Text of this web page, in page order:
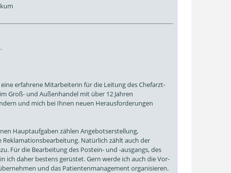
erfahrene Mitarbeiterin für die Leitung des Chefarzt-
Groß- und Außenhandel mit über 12 Jahren
und mich bei Ihnen neuen Herausforderungen
Hauptaufgaben zählen Angebotserstellung,
Natürlich zählt auch der
Für die Bearbeitung des Postein- und -ausgangs, des
ich daher bestens gerüstet. Gern werde ich auch die Vor-
und das Patientenmanagement organisieren.